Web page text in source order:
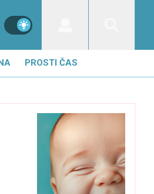
PROSTI ČAS